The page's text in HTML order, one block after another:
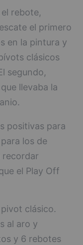
rebote,
el primero
en la pintura y
clásicos
segundo,
llevaba la
positivas para
los de
recordar
el Play Off
pivot clásico.
al aro y
y 6 rebotes